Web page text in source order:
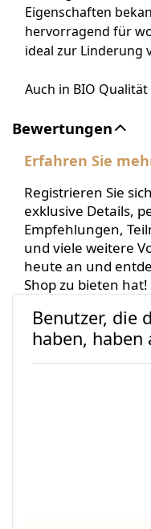
Eigenschaften
hervorragend für
ideal zur Linderung
Auch in BIO
Bewertungen
Erfahren Sie
Registrieren Sie
exklusive Details,
Empfehlungen,
und viele weitere
heute an und
Shop zu bieten hat!
Benutzer, die
haben, haben